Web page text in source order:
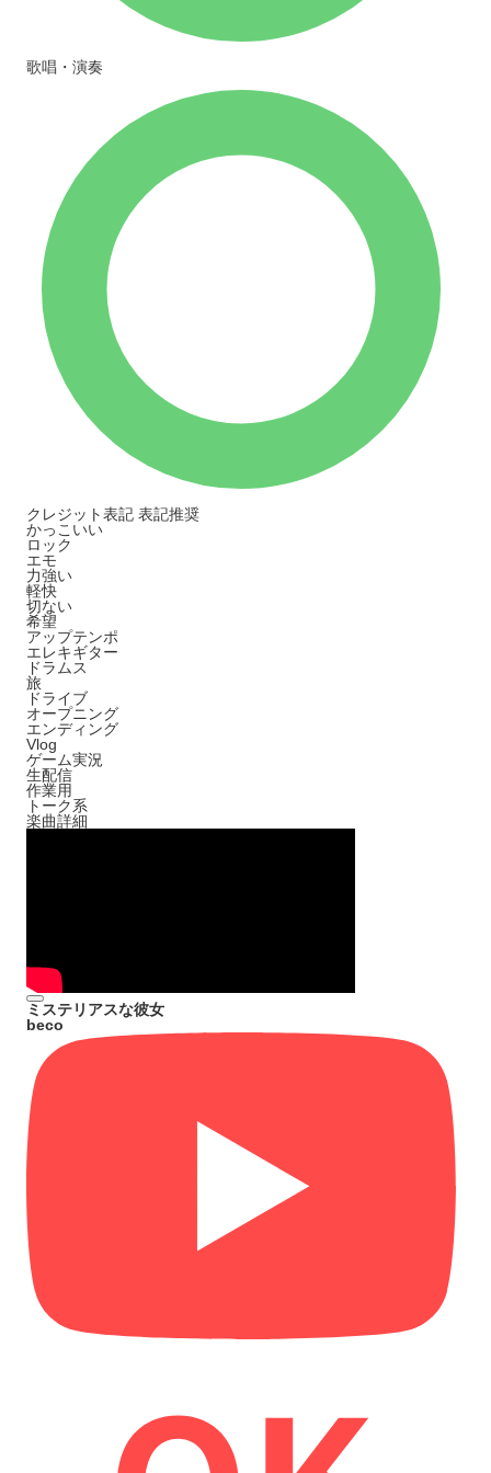
歌唱・演奏
クレジット表記 表記推奨
かっこいい
ロック
エモ
力強い
軽快
切ない
希望
アップテンポ
エレキギター
ドラムス
旅
ドライブ
オープニング
エンディング
Vlog
ゲーム実況
生配信
作業用
トーク系
楽曲詳細
ミステリアスな彼女
beco